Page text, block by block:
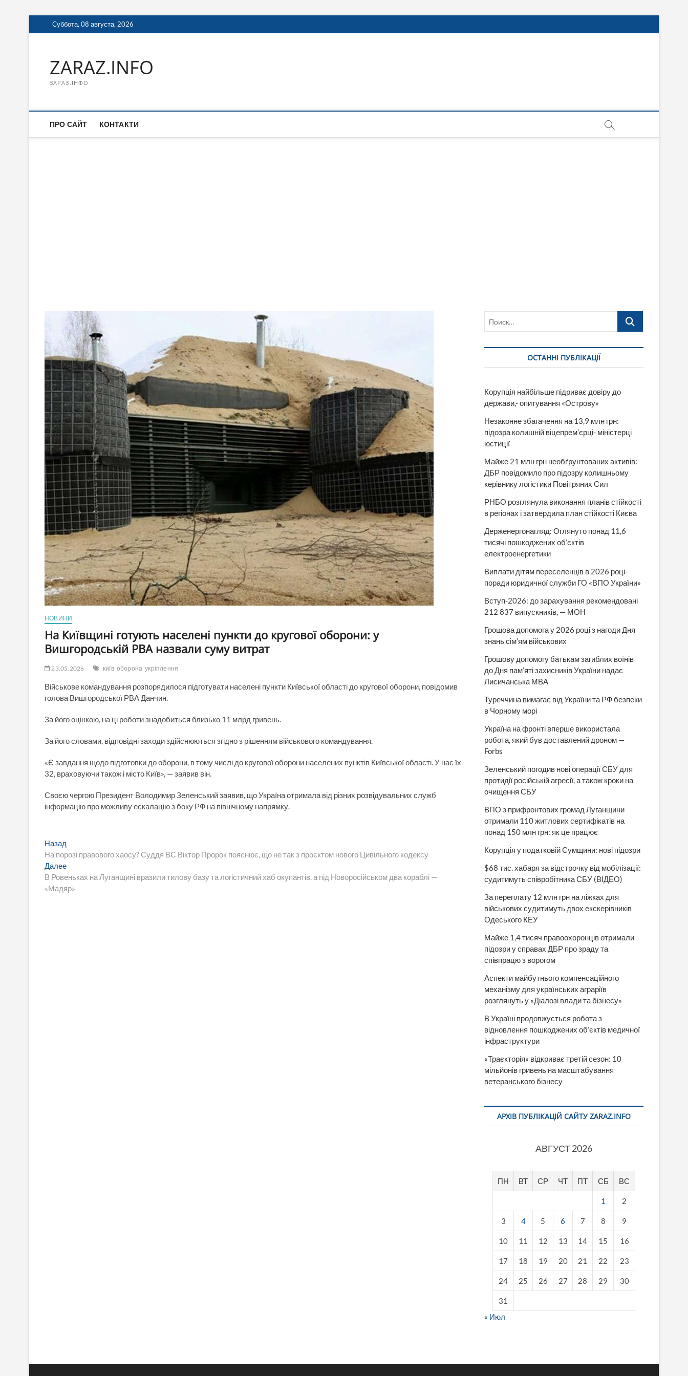
Перейти
к
Суббота, 08 августа, 2026
ZARAZ.INFO
ЗАРАЗ.ІНФО
ПРО САЙТ КОНТАКТИ
НОВИНИ
На Київщині готують населені пункти до кругової оборони: у
Вишгородській РВА назвали суму витрат
23.05.2026 київ оборона укріплення
Військове командування розпорядилося підготувати населені пункти Київської області до кругової оборони, повідомив
голова Вишгородської РВА Данчин.
За його оцінкою, на ці роботи знадобиться близько 11 млрд гривень.
За його словами, відповідні заходи здійснюються згідно з рішенням військового командування.
«Є завдання щодо підготовки до оборони, в тому числі до кругової оборони населених пунктів Київської області. У нас їх
32, враховуючи також і місто Київ», — заявив він.
Своєю чергою Президент Володимир Зеленський заявив, що Україна отримала від різних розвідувальних служб
інформацію про можливу ескалацію з боку РФ на північному напрямку.
Навигация
по
записям
Назад
запись:
На порозі правового хаосу? Суддя ВС Віктор Пророк пояснює, що не так з проєктом нового Цивільного кодексу
ДалееСледующая
запись:
В Ровеньках на Луганщині вразили тилову базу та логістичний хаб окупантів, а під Новоросійськом два кораблі —
«Мадяр»
Поиск…
ОСТАННІ ПУБЛІКАЦІЇ
Корупція найбільше підриває довіру до
держави,- опитування «Острову»
Незаконне збагачення на 13,9 млн грн:
підозра колишній віцепрем’єрці- міністерці
юстиції
Майже 21 млн грн необґрунтованих активів:
ДБР повідомило про підозру колишньому
керівнику логістики Повітряних Сил
РНБО розглянула виконання планів стійкості
в регіонах і затвердила план стійкості Києва
Держенергонагляд: Оглянуто понад 11,6
тисячі пошкоджених об’єктів
електроенергетики
Виплати дітям переселенців в 2026 році-
поради юридичної служби ГО «ВПО України»
Вступ-2026: до зарахування рекомендовані
212 837 випускників, — МОН
Грошова допомога у 2026 році з нагоди Дня
знань сім’ям військових
Грошову допомогу батькам загиблих воїнів
до Дня пам’яті захисників України надає
Лисичанська МВА
Туреччина вимагає від України та РФ безпеки
в Чорному морі
Україна на фронті вперше використала
робота, який був доставлений дроном —
Forbs
Зеленський погодив нові операції СБУ для
протидії російській агресії, а також кроки на
очищення СБУ
ВПО з прифронтових громад Луганщини
отримали 110 житлових сертифікатів на
понад 150 млн грн: як це працює
Корупція у податковій Сумщини: нові підозри
$68 тис. хабаря за відстрочку від мобілізації:
судитимуть співробітника СБУ (ВІДЕО)
За переплату 12 млн грн на ліжках для
військових судитимуть двох екскерівників
Одеського КЕУ
Майже 1,4 тисяч правоохоронців отримали
підозри у справах ДБР про зраду та
співпрацю з ворогом
Аспекти майбутнього компенсаційного
механізму для українських аграріїв
розглянуть у «Діалозі влади та бізнесу»
В Україні продовжується робота з
відновлення пошкоджених об’єктів медичної
інфраструктури
«Траєкторія» відкриває третій сезон: 10
мільйонів гривень на масштабування
ветеранського бізнесу
АРХІВ ПУБЛІКАЦІЙ САЙТУ ZARAZ.INFO
АВГУСТ 2026
ПН ВТ СР ЧТ ПТ СБ ВС
1 2
3 4 5 6 7 8 9
10 11 12 13 14 15 16
17 18 19 20 21 22 23
24 25 26 27 28 29 30
31
« Июл